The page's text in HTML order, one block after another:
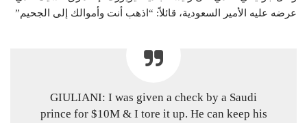
عرضه عليه الأمير السعودية، قائلاً: “اذهب أنت وأموالك إلى الجحيم”
GIULIANI: I was given a check by a Saudi
prince for $10M & I tore it up. He can keep his